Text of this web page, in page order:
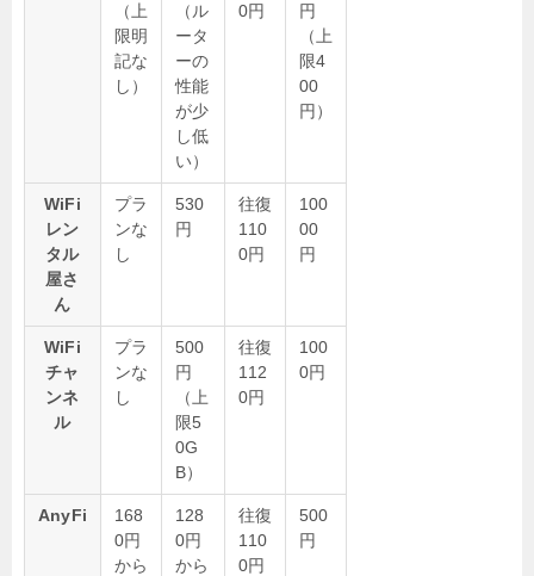
（上
限明
記な
し）
（ル
ータ
ーの
性能
が少
し低
い）
0円
円
（上
限4
00
円）
WiFi
レン
タル
屋さ
ん
プラ
ンな
し
530
円
往復
110
0円
100
00
円
WiFi
チャ
ンネ
ル
プラ
ンな
し
500
円
（上
限5
0G
B）
往復
112
0円
100
0円
AnyFi
168
0円
から
128
0円
から
往復
110
0円
500
円